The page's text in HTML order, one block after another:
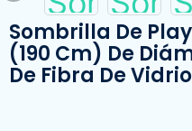
Sombrilla De
(190 Cm) De
De Fibra De